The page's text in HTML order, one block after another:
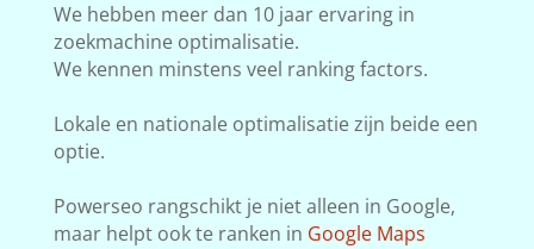
We hebben meer dan 10 jaar ervaring in
zoekmachine optimalisatie.
We kennen minstens veel ranking factors.
Lokale en nationale optimalisatie zijn beide een
optie.
Powerseo rangschikt je niet alleen in Google,
maar helpt ook te ranken in Google Maps